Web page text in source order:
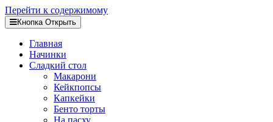
Перейти к содержимому
Кнопка Открыть
Главная
Начинки
Сладкий стол
Макарони
Кейкпопсы
Капкейки
Бенто торты
На пасху